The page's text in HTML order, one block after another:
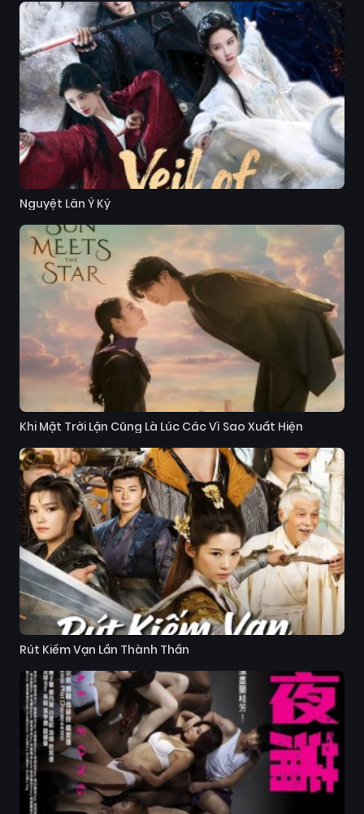
Nguyệt Lân Ỷ Kỷ
Khi Mặt Trời Lặn Cũng Là Lúc Các Vì Sao Xuất Hiện
Rút Kiếm Vạn Lần Thành Thần